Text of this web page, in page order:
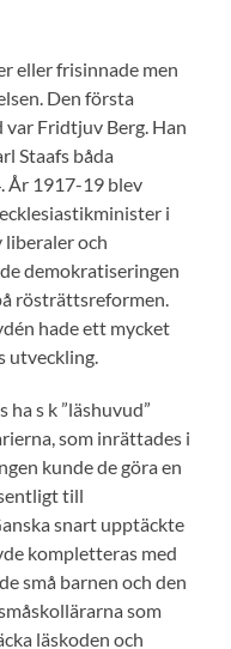
eller frisinnade men
Den första
Fridtjuv Berg. Han
Staafs båda
År 1917-19 blev
i
och
demokratiseringen
rösträttsreformen.
hade ett mycket
utveckling.
s k ”läshuvud”
som inrättades i
kunde de göra en
till
snart upptäckte
kompletteras med
små barnen och den
som
läskoden och